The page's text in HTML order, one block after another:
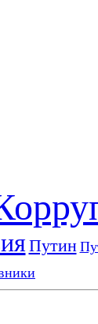
Путин